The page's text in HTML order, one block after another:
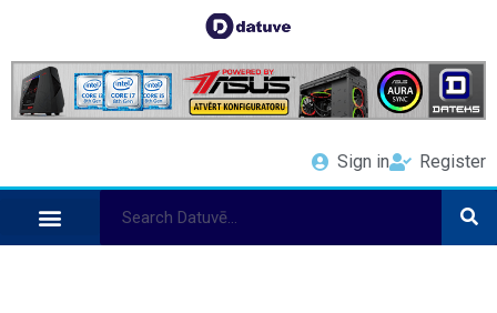
Sign in Register